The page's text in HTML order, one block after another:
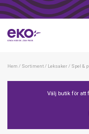
Hem / Sortiment/ Leksaker/ Spel &
Välj butik för att